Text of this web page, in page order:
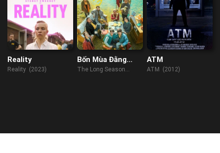
Reality
Reality (2023)
Bốn Mùa Đằng
Đẵng
The Long Season
ATM
ATM (2012)